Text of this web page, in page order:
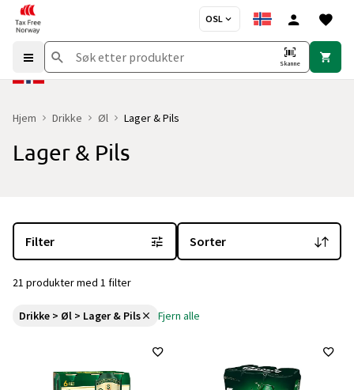
OSL
Skanne
Hjem Drikke Øl Lager & Pils
Lager & Pils
Filter Sorter
21 produkter med 1 filter
Drikke > Øl > Lager & Pils Fjern alle